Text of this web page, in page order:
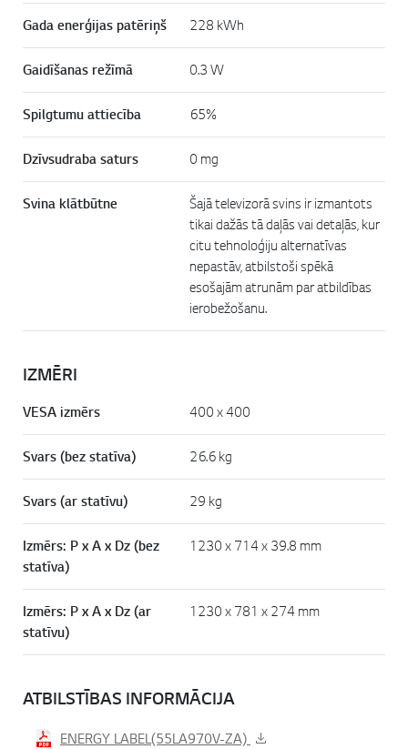
Gada enerģijas patēriņš 228 kWh
Gaidīšanas režīmā 0.3 W
Spilgtumu attiecība 65%
Dzīvsudraba saturs 0 mg
Svina klātbūtne
Šajā televizorā svins ir izmantots
tikai dažās tā daļās vai detaļās, kur
citu tehnoloģiju alternatīvas
nepastāv, atbilstoši spēkā
esošajām atrunām par atbildības
ierobežošanu.
IZMĒRI
VESA izmērs 400 x 400
Svars (bez statīva) 26.6 kg
Svars (ar statīvu) 29 kg
Izmērs: P x A x Dz (bez
statīva)
1230 x 714 x 39.8 mm
Izmērs: P x A x Dz (ar
statīvu)
1230 x 781 x 274 mm
ATBILSTĪBAS INFORMĀCIJA
ENERGY LABEL(55LA970V-ZA)